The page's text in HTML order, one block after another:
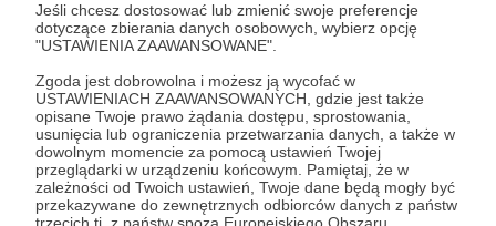
Jeśli chcesz dostosować lub zmienić swoje preferencje
dotyczące zbierania danych osobowych, wybierz opcję
"USTAWIENIA ZAAWANSOWANE".
Zgoda jest dobrowolna i możesz ją wycofać w
USTAWIENIACH ZAAWANSOWANYCH, gdzie jest także
opisane Twoje prawo żądania dostępu, sprostowania,
usunięcia lub ograniczenia przetwarzania danych, a także w
dowolnym momencie za pomocą ustawień Twojej
przeglądarki w urządzeniu końcowym. Pamiętaj, że w
zależności od Twoich ustawień, Twoje dane będą mogły być
przekazywane do zewnętrznych odbiorców danych z państw
Magda i sznurek AUTOR
3 lata temu
Wystarczy dotobic więcej kwadratów i masz długi
kardigan. Wzór ten sam tylko dłuższy 😊